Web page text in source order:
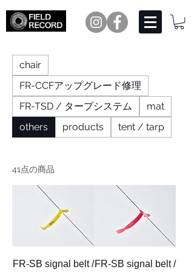
chair
FR-CCFアップグレード修理
FR-TSD / タープシステム
mat
others
products tent / tarp
41点の商品
FR-SB signal belt /FR-SB signal belt /